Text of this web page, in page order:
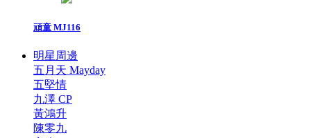
頑童 MJ116
明星周邊
五月天 Mayday
五堅情
九澤 CP
黃鴻升
陳零九